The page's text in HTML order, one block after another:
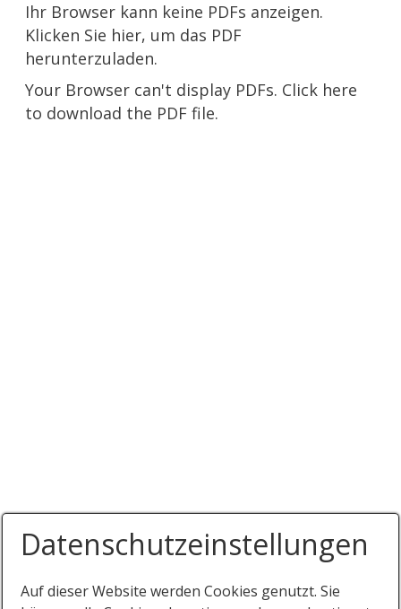
Ihr Browser kann keine PDFs anzeigen.
Klicken Sie hier, um das PDF
herunterzuladen.
Your Browser can't display PDFs. Click here
to download the PDF file.
Datenschutzeinstellungen
Auf dieser Website werden Cookies genutzt. Sie